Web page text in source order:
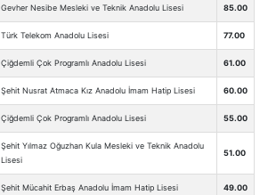
Gevher Nesibe Mesleki ve Teknik Anadolu Lisesi 85.00
Türk Telekom Anadolu Lisesi 77.00
Çiğdemli Çok Programlı Anadolu Lisesi 61.00
Şehit Nusrat Atmaca Kız Anadolu İmam Hatip Lisesi 60.00
Çiğdemli Çok Programlı Anadolu Lisesi 55.00
Şehit Yılmaz Oğuzhan Kula Mesleki ve Teknik Anadolu
Lisesi
51.00
Şehit Mücahit Erbaş Anadolu İmam Hatip Lisesi 49.00